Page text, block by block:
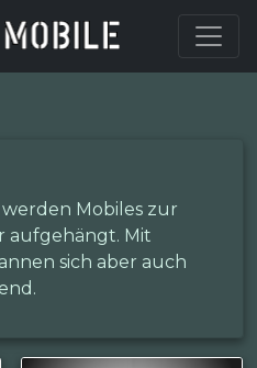
Mobiles zur
aufgehängt. Mit
sich aber auch